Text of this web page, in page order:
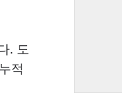
. 도
적